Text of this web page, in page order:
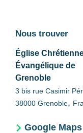
Nous trouver
Église
Évangélique de
Grenoble
3 bis rue Casimir
38000 Grenoble,
Google Maps